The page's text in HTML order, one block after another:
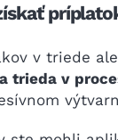
v triede
trieda v